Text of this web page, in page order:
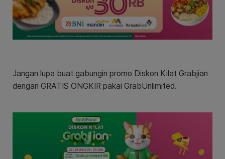
Jangan lupa buat gabungin promo Diskon Kilat Grabjian
dengan GRATIS ONGKIR pakai GrabUnlimited.